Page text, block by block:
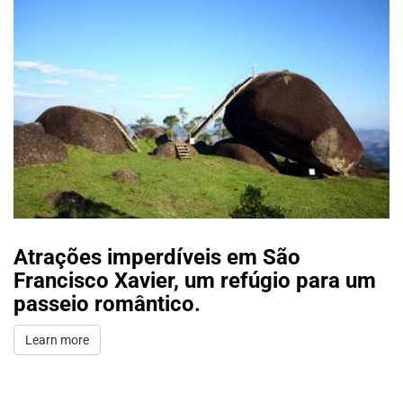
Atrações imperdíveis em São
Francisco Xavier, um refúgio para um
passeio romântico.
Learn more